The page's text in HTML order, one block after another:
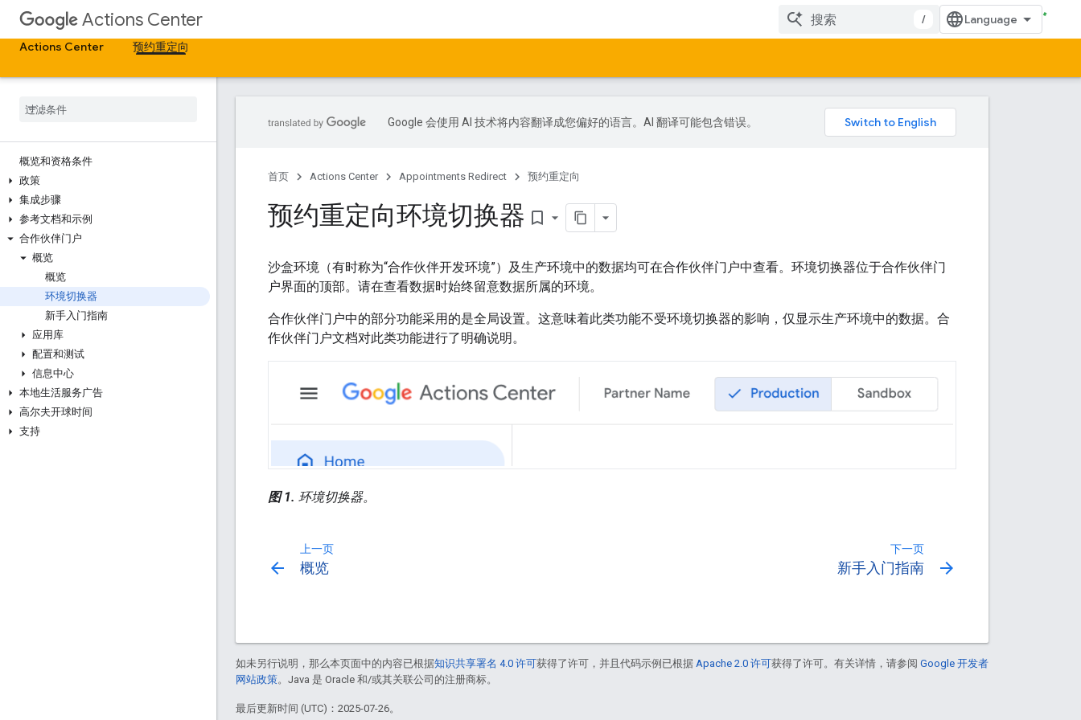
Actions Center
/
Actions Center
预约重定向
概览和资格条件
政策
集成步骤
参考文档和示例
合作伙伴门户
概览
概览
环境切换器
新手入门指南
应用库
配置和测试
信息中心
本地生活服务广告
高尔夫开球时间
支持
Google 会使用 AI 技术将内容翻译成您偏好的语言。AI 翻译可能包含错误。
首页 Actions Center Appointments Redirect 预约重定向
预约重定向环境切换器 bookmark_border
沙盒环境（有时称为“合作伙伴开发环境”）及生产环境中的数据均可在合作伙伴门户中查看。环境切换器位于合作伙伴门
户界面的顶部。请在查看数据时始终留意数据所属的环境。
合作伙伴门户中的部分功能采用的是全局设置。这意味着此类功能不受环境切换器的影响，仅显示生产环境中的数据。合
作伙伴门户文档对此类功能进行了明确说明。
图 1. 环境切换器。
上一页
arrow_back 概览
下一页
新手入门指南 arrow_forward
如未另行说明，那么本页面中的内容已根据知识共享署名 4.0 许可获得了许可，并且代码示例已根据 Apache 2.0 许可获得了许可。有关详情，请参阅 Google 开发者
网站政策。Java 是 Oracle 和/或其关联公司的注册商标。
最后更新时间 (UTC)：2025-07-26。